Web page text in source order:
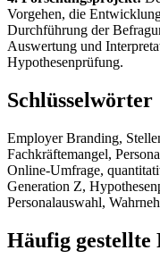
Vorgehen, die
Durchführung der
Auswertung und
Hypothesenprüfung.
Schlüsselwörter
Employer Branding,
Fachkräftemangel,
Online-Umfrage,
Generation Z,
Personalauswahl,
Häufig gestellte